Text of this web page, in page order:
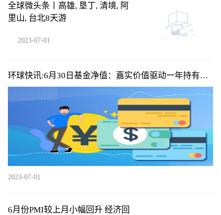
全球微头条丨高雄, 垦丁, 清境, 阿
里山, 台北8天游
2023-07-01
环球快讯:6月30日基金净值：嘉实价值驱动一年持有期
混合A最新净值0.8907，涨0.7%
2023-07-01
6月份PMI较上月小幅回升 经济回